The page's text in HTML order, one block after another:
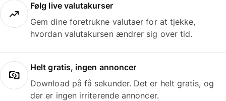
Følg live valutakurser
Gem dine foretrukne valutaer for at tjekke,
hvordan valutakursen ændrer sig over tid.
Helt gratis, ingen annoncer
Download på få sekunder. Det er helt gratis, og
der er ingen irriterende annoncer.